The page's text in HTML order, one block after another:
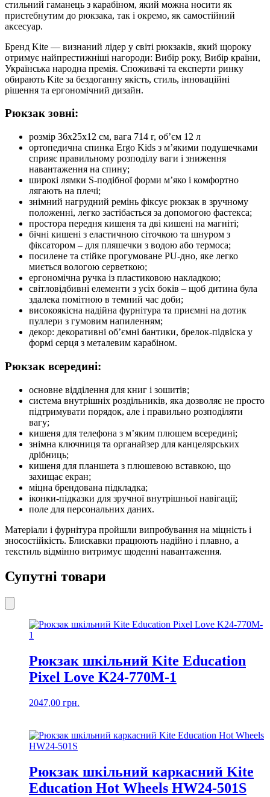
стильний гаманець з карабіном, який можна носити як
пристебнутим до рюкзака, так і окремо, як самостійний
аксесуар.
Бренд Kite — визнаний лідер у світі рюкзаків, який щороку
отримує найпрестижніші нагороди: Вибір року, Вибір країни,
Українська народна премія. Споживачі та експерти ринку
обирають Kite за бездоганну якість, стиль, інноваційні
рішення та ергономічний дизайн.
Рюкзак зовні:
розмір 36x25x12 см, вага 714 г, об’єм 12 л
ортопедична спинка Ergo Kids з м’якими подушечками
сприяє правильному розподілу ваги і зниження
навантаження на спину;
широкі лямки S-подібної форми м’яко і комфортно
лягають на плечі;
знімний нагрудний ремінь фіксує рюкзак в зручному
положенні, легко застібається за допомогою фастекса;
простора передня кишеня та дві кишені на магніті;
бічні кишені з еластичною сіточкою та шнуром з
фіксатором – для пляшечки з водою або термоса;
посилене та стійке прогумоване PU-дно, яке легко
миється вологою серветкою;
ергономічна ручка із пластиковою накладкою;
світловідбивні елементи з усіх боків – щоб дитина була
здалека помітною в темний час доби;
високоякісна надійна фурнітура та приємні на дотик
пуллери з гумовим напиленням;
декор: декоративні об’ємні бантики, брелок-підвіска у
формі серця з металевим карабіном.
Рюкзак всередині:
основне відділення для книг і зошитів;
система внутрішніх роздільників, яка дозволяє не просто
підтримувати порядок, але і правильно розподіляти
вагу;
кишеня для телефона з м’яким плюшем всередині;
знімна ключниця та органайзер для канцелярських
дрібниць;
кишеня для планшета з плюшевою вставкою, що
захищає екран;
міцна брендована підкладка;
іконки-підказки для зручної внутрішньої навігації;
поле для персональних даних.
Матеріали і фурнітура пройшли випробування на міцність і
зносостійкість. Блискавки працюють надійно і плавно, а
текстиль відмінно витримує щоденні навантаження.
Супутні товари
Рюкзак шкільний Kite Education
Pixel Love K24-770M-1
2047,00 грн.
Рюкзак шкільний каркасний Kite
Education Hot Wheels HW24-501S